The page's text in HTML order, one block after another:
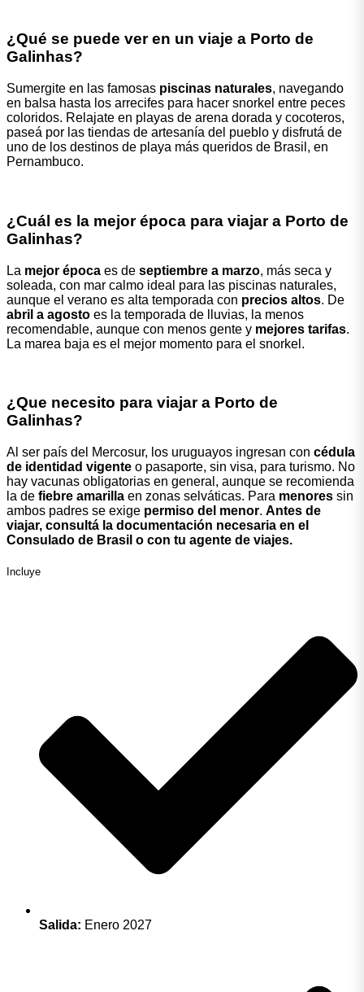
¿Qué se puede ver en un viaje a Porto de
Galinhas?
Sumergite en las famosas piscinas naturales, navegando
en balsa hasta los arrecifes para hacer snorkel entre peces
coloridos. Relajate en playas de arena dorada y cocoteros,
paseá por las tiendas de artesanía del pueblo y disfrutá de
uno de los destinos de playa más queridos de Brasil, en
Pernambuco.
¿Cuál es la mejor época para viajar a Porto de
Galinhas?
La mejor época es de septiembre a marzo, más seca y
soleada, con mar calmo ideal para las piscinas naturales,
aunque el verano es alta temporada con precios altos. De
abril a agosto es la temporada de lluvias, la menos
recomendable, aunque con menos gente y mejores tarifas.
La marea baja es el mejor momento para el snorkel.
¿Que necesito para viajar a Porto de
Galinhas?
Al ser país del Mercosur, los uruguayos ingresan con cédula
de identidad vigente o pasaporte, sin visa, para turismo. No
hay vacunas obligatorias en general, aunque se recomienda
la de fiebre amarilla en zonas selváticas. Para menores sin
ambos padres se exige permiso del menor. Antes de
viajar, consultá la documentación necesaria en el
Consulado de Brasil o con tu agente de viajes.
Incluye
Salida: Enero 2027